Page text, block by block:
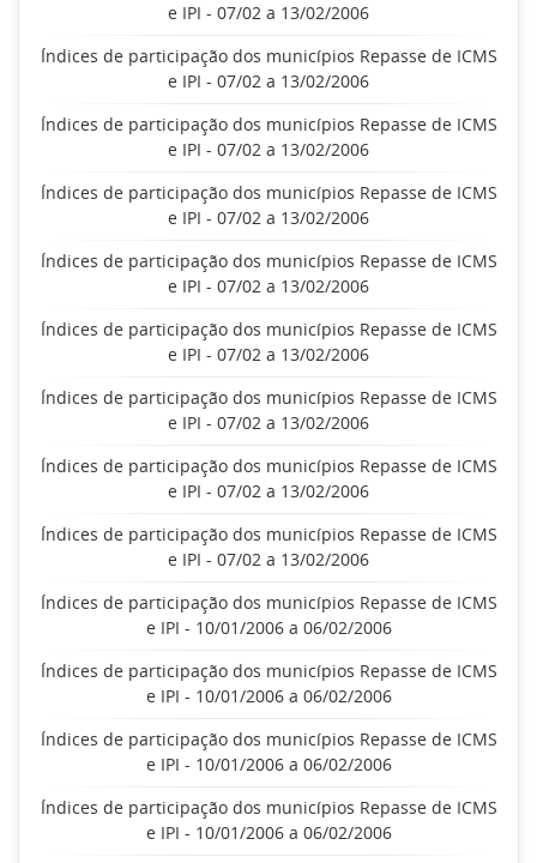
e IPI - 07/02 a 13/02/2006
Índices de participação dos municípios Repasse de ICMS
e IPI - 07/02 a 13/02/2006
Índices de participação dos municípios Repasse de ICMS
e IPI - 07/02 a 13/02/2006
Índices de participação dos municípios Repasse de ICMS
e IPI - 07/02 a 13/02/2006
Índices de participação dos municípios Repasse de ICMS
e IPI - 07/02 a 13/02/2006
Índices de participação dos municípios Repasse de ICMS
e IPI - 07/02 a 13/02/2006
Índices de participação dos municípios Repasse de ICMS
e IPI - 07/02 a 13/02/2006
Índices de participação dos municípios Repasse de ICMS
e IPI - 07/02 a 13/02/2006
Índices de participação dos municípios Repasse de ICMS
e IPI - 07/02 a 13/02/2006
Índices de participação dos municípios Repasse de ICMS
e IPI - 10/01/2006 a 06/02/2006
Índices de participação dos municípios Repasse de ICMS
e IPI - 10/01/2006 a 06/02/2006
Índices de participação dos municípios Repasse de ICMS
e IPI - 10/01/2006 a 06/02/2006
Índices de participação dos municípios Repasse de ICMS
e IPI - 10/01/2006 a 06/02/2006